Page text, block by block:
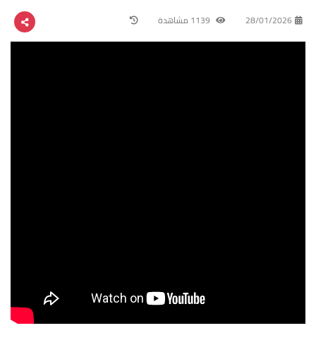
28/01/2026